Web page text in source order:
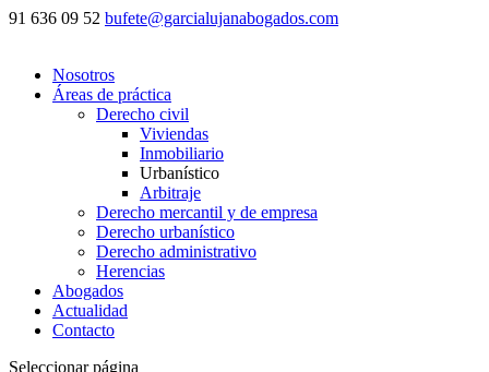
91 636 09 52 bufete@garcialujanabogados.com
Nosotros
Áreas de práctica
Derecho civil
Viviendas
Inmobiliario
Urbanístico
Arbitraje
Derecho mercantil y de empresa
Derecho urbanístico
Derecho administrativo
Herencias
Abogados
Actualidad
Contacto
Seleccionar página